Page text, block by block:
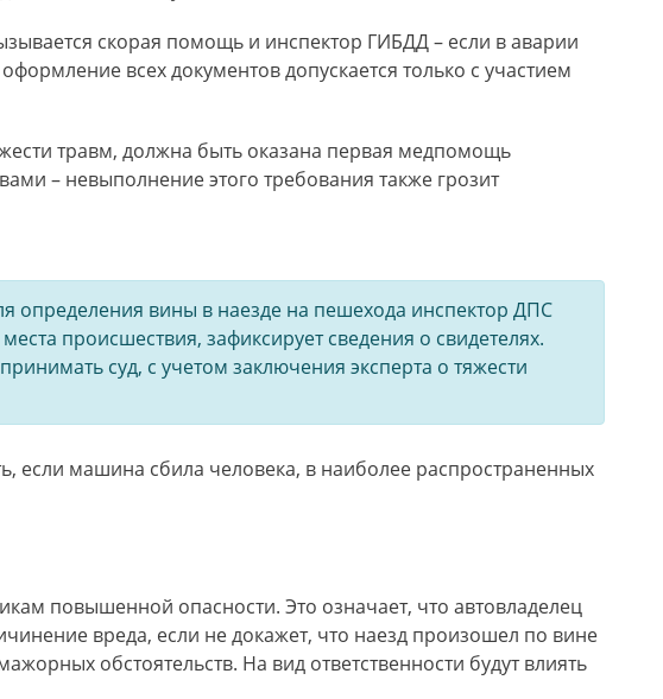
скорая помощь и инспектор ГИБДД – если в аварии
всех документов допускается только с участием
травм, должна быть оказана первая медпомощь
– невыполнение этого требования также грозит
определения вины в наезде на пешехода инспектор ДПС
происшествия, зафиксирует сведения о свидетелях.
суд, с учетом заключения эксперта о тяжести
если машина сбила человека, в наиболее распространенных
повышенной опасности. Это означает, что автовладелец
вреда, если не докажет, что наезд произошел по вине
обстоятельств. На вид ответственности будут влиять